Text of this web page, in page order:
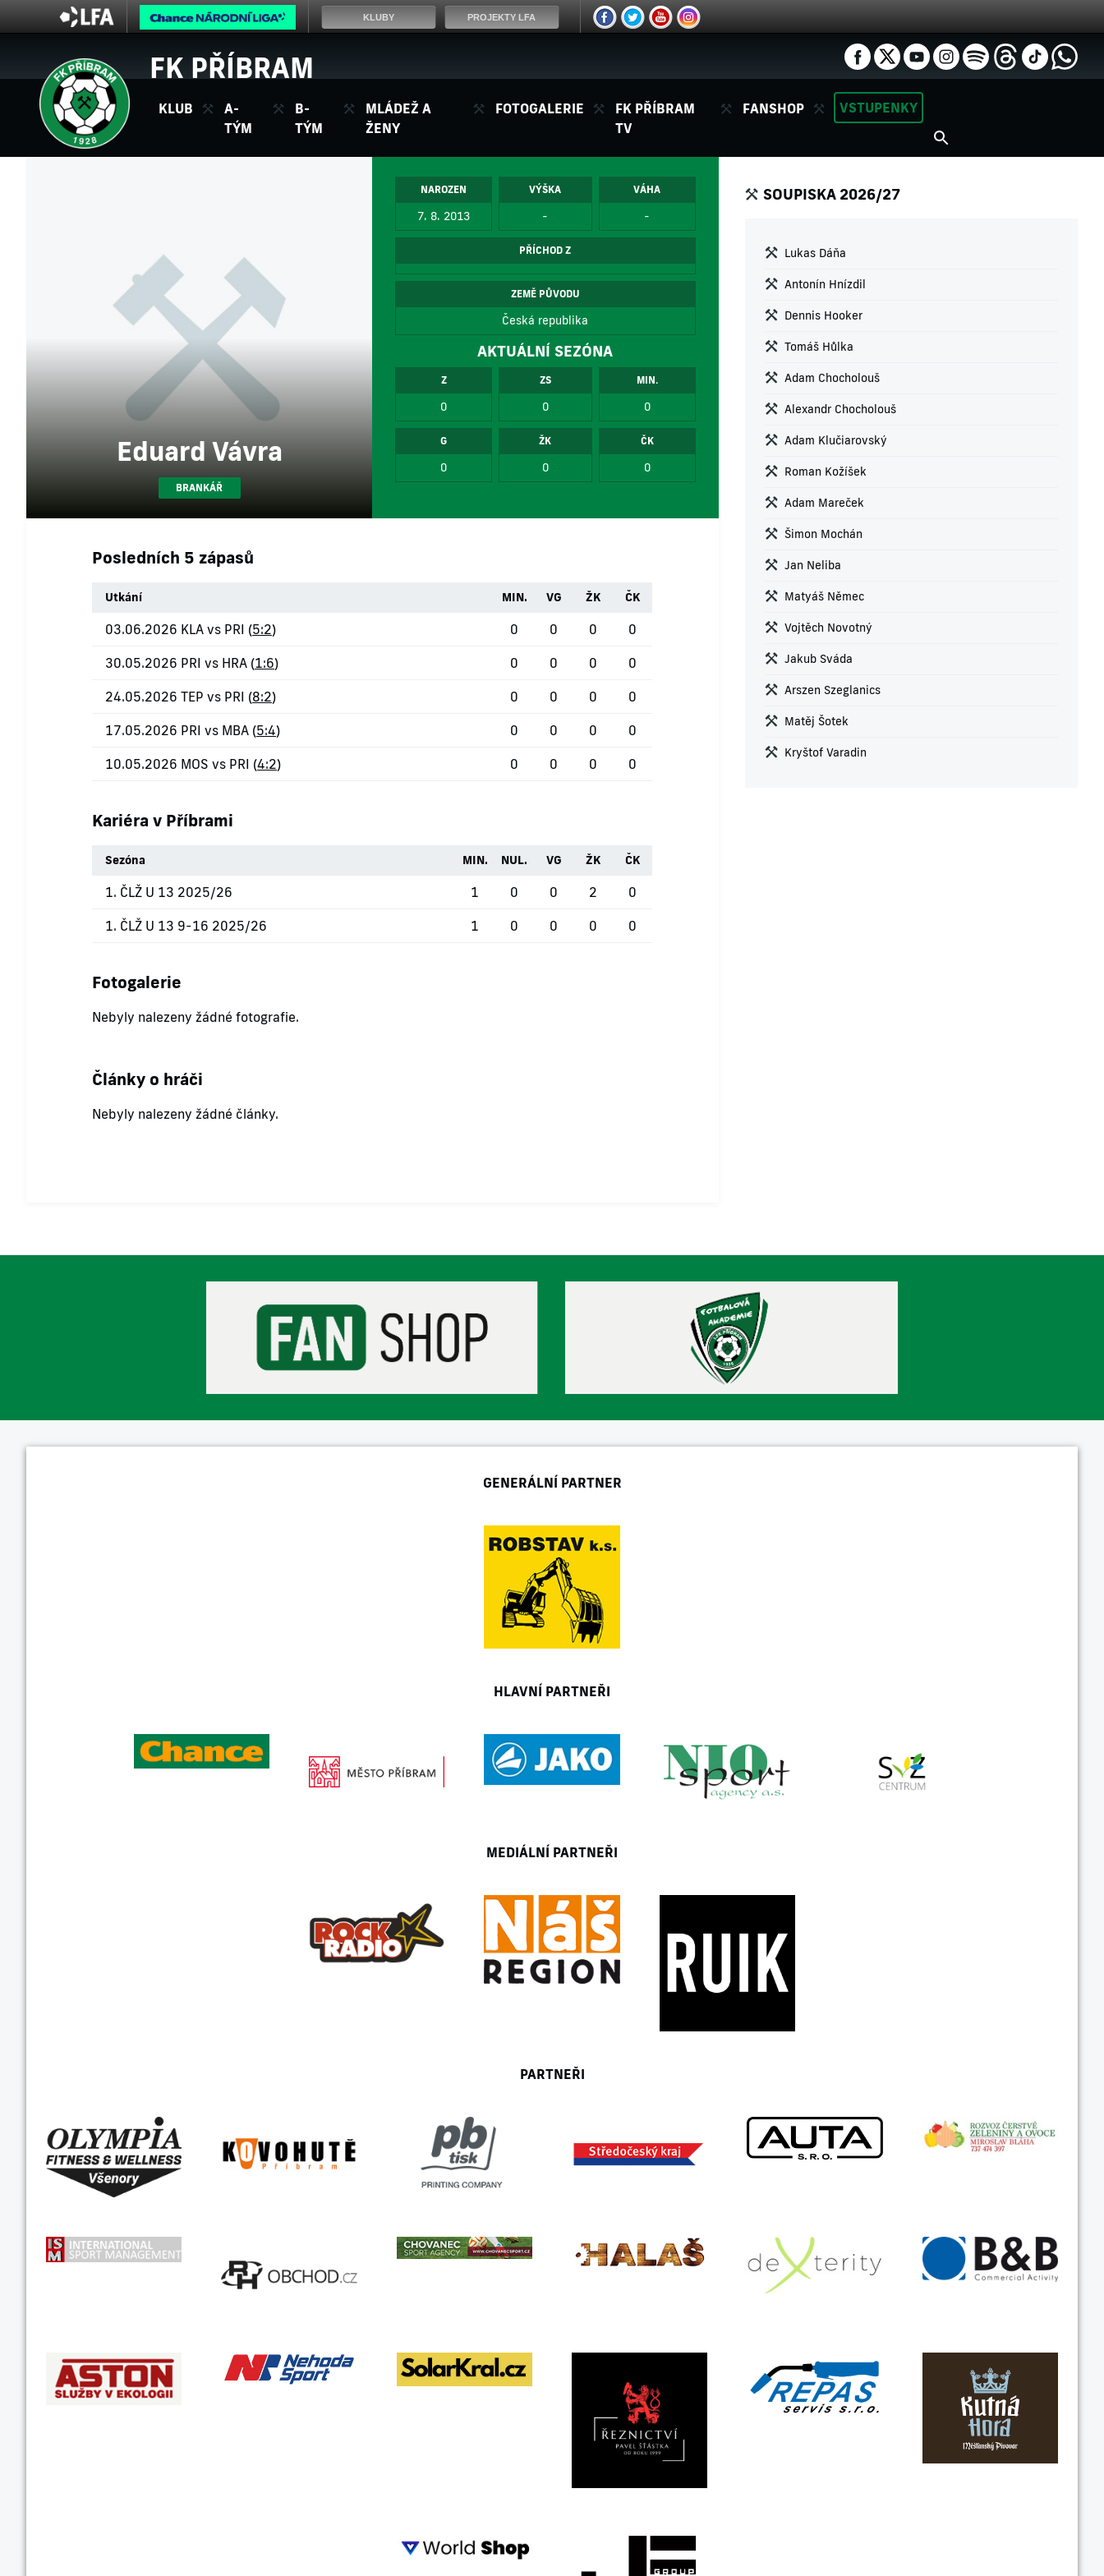
FK PŘÍBRAM
KLUB
A-
TÝM
B-
TÝM
MLÁDEŽ A
ŽENY
FOTOGALERIE
FK PŘÍBRAM
TV
FANSHOP VSTUPENKY
Eduard Vávra
BRANKÁŘ
NAROZEN
7. 8. 2013
VÝŠKA
-
VÁHA
-
PŘÍCHOD Z
ZEMĚ PŮVODU
Česká republika
AKTUÁLNÍ SEZÓNA
Z
0
ZS
0
MIN.
0
G
0
ŽK
0
ČK
0
Posledních 5 zápasů
Utkání MIN. VG ŽK ČK
03.06.2026 KLA vs PRI (5:2) 0 0 0 0
30.05.2026 PRI vs HRA (1:6) 0 0 0 0
24.05.2026 TEP vs PRI (8:2) 0 0 0 0
17.05.2026 PRI vs MBA (5:4) 0 0 0 0
10.05.2026 MOS vs PRI (4:2) 0 0 0 0
Kariéra v Příbrami
Sezóna MIN. NUL. VG ŽK ČK
1. ČLŽ U 13 2025/26 1 0 0 2 0
1. ČLŽ U 13 9-16 2025/26 1 0 0 0 0
Fotogalerie
Nebyly nalezeny žádné fotografie.
Články o hráči
Nebyly nalezeny žádné články.
SOUPISKA 2026/27
Lukas Dáňa
Antonín Hnízdil
Dennis Hooker
Tomáš Hůlka
Adam Chocholouš
Alexandr Chocholouš
Adam Klučiarovský
Roman Kožíšek
Adam Mareček
Šimon Mochán
Jan Neliba
Matyáš Němec
Vojtěch Novotný
Jakub Sváda
Arszen Szeglanics
Matěj Šotek
Kryštof Varadin
GENERÁLNÍ PARTNER
HLAVNÍ PARTNEŘI
MEDIÁLNÍ PARTNEŘI
PARTNEŘI
KLUBY PROJEKTY LFA